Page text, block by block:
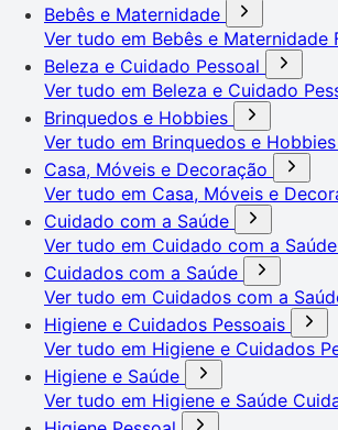
Bebês e Maternidade
Ver tudo em Bebês e Maternidade
Beleza e Cuidado Pessoal
Ver tudo em Beleza e Cuidado
Brinquedos e Hobbies
Ver tudo em Brinquedos e Hobbies
Casa, Móveis e Decoração
Ver tudo em Casa, Móveis e
Cuidado com a Saúde
Ver tudo em Cuidado com a Saúde
Cuidados com a Saúde
Ver tudo em Cuidados com a
Higiene e Cuidados Pessoais
Ver tudo em Higiene e Cuidados
Higiene e Saúde
Ver tudo em Higiene e Saúde